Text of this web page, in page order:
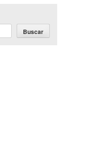
Buscar